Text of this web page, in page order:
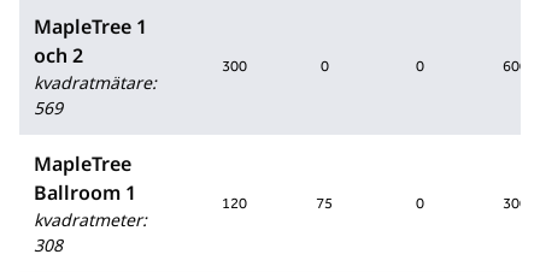
MapleTree 1
och 2
kvadratmätare:
569
300 0 0 600
MapleTree
Ballroom 1
kvadratmeter:
308
120 75 0 300